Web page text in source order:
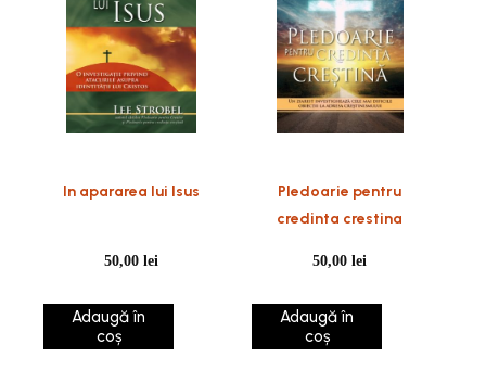
In apararea lui Isus
50,00lei
Adaugă în
coș
Pledoarie pentru
credinta crestina
50,00lei
Adaugă în
coș